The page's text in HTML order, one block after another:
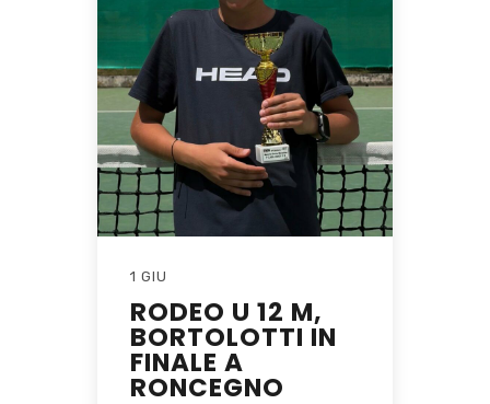
1 GIU
RODEO U 12 M,
BORTOLOTTI IN
FINALE A
RONCEGNO